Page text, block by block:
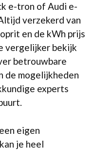
e-tron of Audi e-
verzekerd van
en de kWh prijs
vergelijker bekijk
betrouwbare
de mogelijkheden
experts
eigen
je heel